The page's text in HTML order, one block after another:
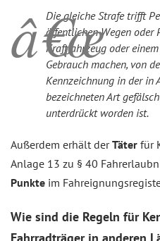
Die gleiche Strafe trifft
öffentlichen Wegen oder
Kraftfahrzeug oder
Gebrauch machen, von
Kennzeichnung in der in
bezeichneten Art
unterdrückt worden ist.
Außerdem erhält derTäter für
Anlage 13 zu § 40
Punkte im
Wie sind die Regeln für